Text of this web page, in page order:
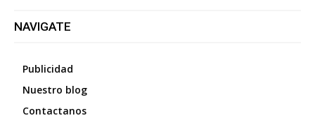
NAVIGATE
Publicidad
Nuestro blog
Contactanos